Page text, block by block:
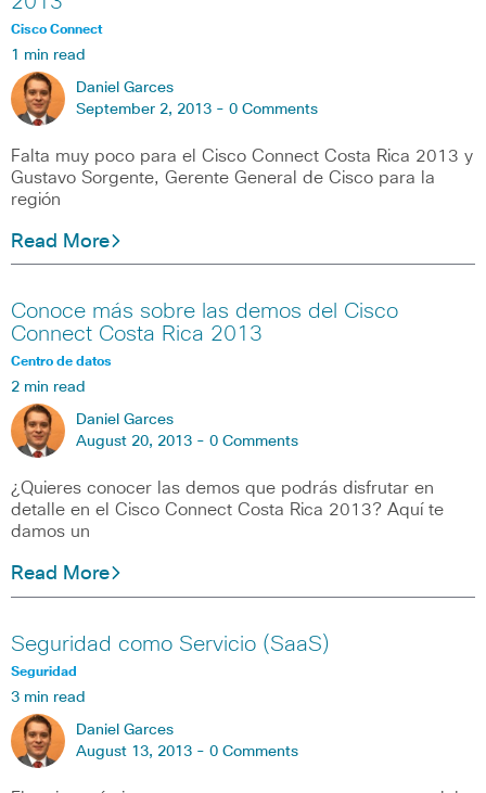
Cisco Connect
1 min read
Daniel Garces
September 2, 2013 - 0 Comments
Falta muy poco para el Cisco Connect Costa Rica 2013 y
Gustavo Sorgente, Gerente General de Cisco para la
región
Read More
Conoce más sobre las demos del Cisco
Connect Costa Rica 2013
Centro de datos
2 min read
Daniel Garces
August 20, 2013 - 0 Comments
¿Quieres conocer las demos que podrás disfrutar en
detalle en el Cisco Connect Costa Rica 2013? Aquí te
damos un
Read More
Seguridad como Servicio (SaaS)
Seguridad
3 min read
Daniel Garces
August 13, 2013 - 0 Comments